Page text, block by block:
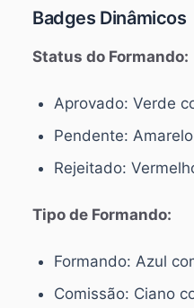
Badges Dinâmicos
Status do Formando:
Aprovado: Verde
Pendente:
Rejeitado:
Tipo de Formando:
Formando: Azul
Comissão: Ciano